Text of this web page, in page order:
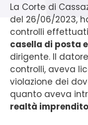
La Corte di
del 26/06/2023,
controlli
casella di posta
dirigente. Il
controlli, aveva
violazione dei
quanto aveva
realtà